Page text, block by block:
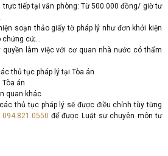
tiếp tại văn phòng: Từ 500.000 đồng/ giờ tư
soạn thảo giấy tờ pháp lý như đơn khởi kiện
cứ;…
quyền làm việc với cơ quan nhà nước có thẩm
thủ tục pháp lý tại Tòa án
án
quan khác
thủ tục pháp lý sẽ được điều chỉnh tùy từng
094.821.0550 để được Luật sư chuyên môn tư